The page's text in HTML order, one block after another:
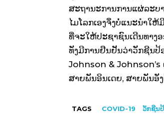
ສະຖານະການການແຜ່ລະບ
ໄມໂລກເອງຈຶ່ງບໍ່ແນະນໍາໃ
ທີ່ຈະໃຫ້ປະຊາຊົນເດີນທາງ
ທັງມີການຢືນຢັນວ່າວັກຊີນປ້
Johnson &
ສາຍພັນອິນເດຍ, ສາຍພັນອັ
TAGS COVID-19 ວັກຊີນ